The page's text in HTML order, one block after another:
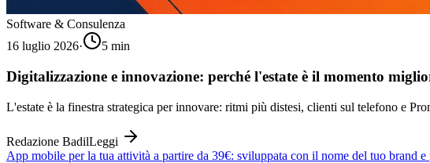
Software & Consulenza
16 luglio 2026· 5 min
Digitalizzazione e innovazione: perché l'estate è il momento
L'estate è la finestra strategica per innovare: ritmi più distesi, clienti sul telefono e
Redazione BadilLeggi
App mobile per la tua attività a partire da 39€: sviluppata con il nome del tuo brand